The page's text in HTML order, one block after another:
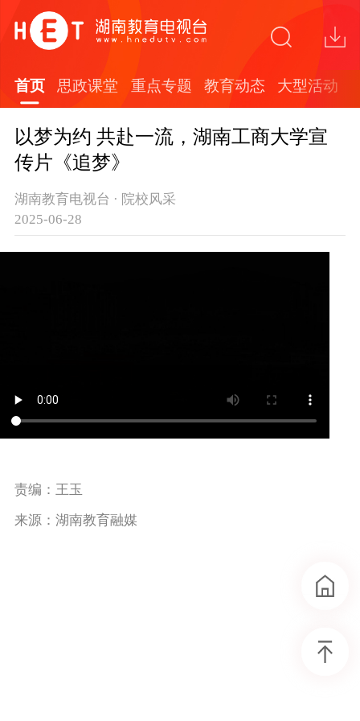
首页 思政课堂 重点专题 教育动态 大型活动
以梦为约 共赴一流，湖南工商大学宣
传片《追梦》
湖南教育电视台 · 院校风采
2025-06-28
责编：王玉
来源：湖南教育融媒